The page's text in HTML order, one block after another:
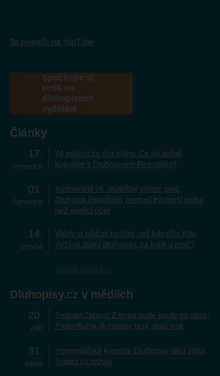
To nejlepší na YouTube
Spočítejte si,
kolik na
dluhopisech
vyděláte
Články
17
července
74 miliard za dva týdny. Co skutečně
kupujete s Dluhopisem Republiky?
01
července
Inzerovaný vs. skutečný výnos: proč
Dluhopis Republiky nemusí být lepší volba
než spořicí účet
14
června
Vlády si půjčují rychleji než kdy dřív. Kdo
vydává státní dluhopisy, za kolik a proč?
Dluhopisy.cz v médiích
20
září
SeznamZprávy: Z terna bude koule na noze.
Protiinflační dluhopisy brzy ztratí lesk
31
srpna
Hospodářská komora: Dluhopisy jako zdroj
financí na rozvoj